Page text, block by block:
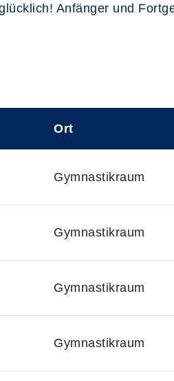
Anfänger und
Ort
Gymnastikraum
Gymnastikraum
Gymnastikraum
Gymnastikraum